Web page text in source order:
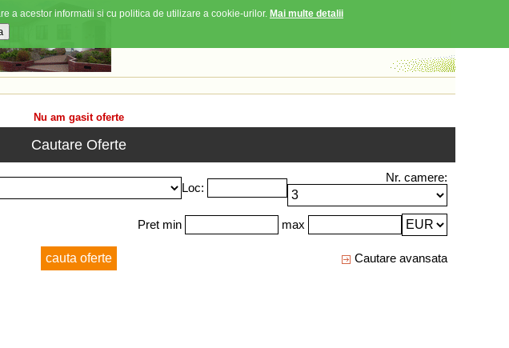
Nu am gasit oferte
Cautare Oferte
Loc:
Nr. camere:
Pret min max
Cautare avansata
a acestor informatii si cu politica de utilizare a cookie-urilor. Mai multe detalii